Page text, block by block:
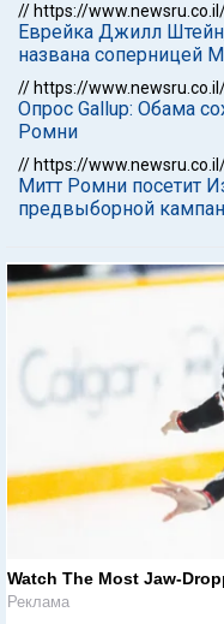
// https://
Еврейка Джилл
названа соперницей
// https://
Опрос Gallup: Обама
Ромни
// https://
Митт Ромни посетит
предвыборной
Watch The Most
Реклама